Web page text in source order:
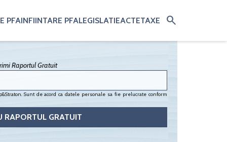
PFAINFIINTARE PFALEGISLATIEACTETAXE search
Raportul Gratuit
Sunt de acord ca datele personale sa fie prelucrate conform